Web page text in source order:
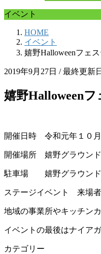
イベント
HOME
イベント
嬉野Halloweenフェ
2019年9月27日 / 最終更新
嬉野Halloween
開催日時 令和元年１０
開催場所 嬉野グラウンド
駐車場 嬉野グラウンド
ステージイベント 来場
地域の事業所やキッチン
イベントの最後はナイア
カテゴリー